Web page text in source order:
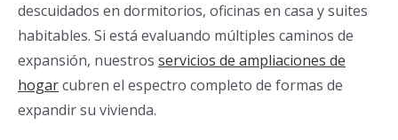
descuidados en dormitorios, oficinas en casa y suites
habitables. Si está evaluando múltiples caminos de
expansión, nuestros servicios de ampliaciones de
hogarcubren el espectro completo de formas de
expandir su vivienda.